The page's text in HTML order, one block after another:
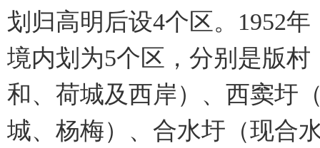
划归高明后设4个区。1952
境内划为5个区，分别是版
和、荷城及西岸）、西窦圩
城、杨梅）、合水圩（现合